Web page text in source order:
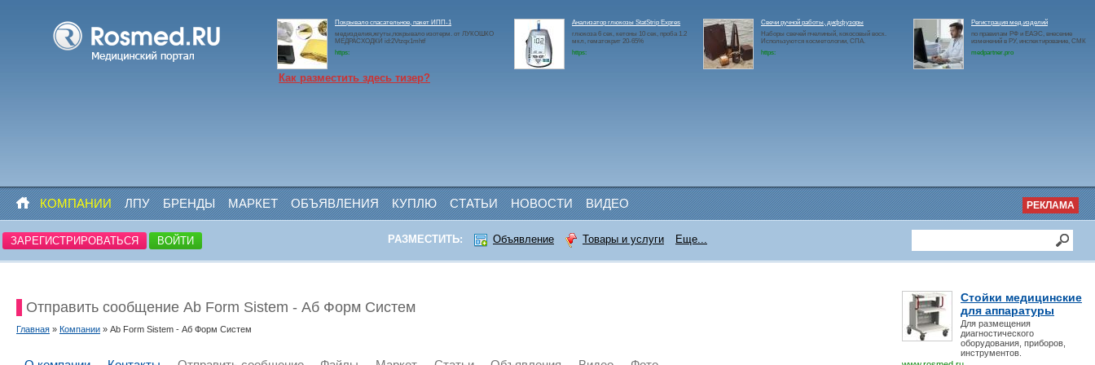
Покрывало спасательное, пакет ИПП-1
медизделия,жгуты,покрывало изотерм. от ЛУКОШКО
МЕДРАСХОДКИ id:2Vtzqx1mhtf
https:
Анализатор глюкозы StatStrip Expres
глюкоза 6 сек, кетоны 10 сек, проба 1.2
мкл, гематокрит 20-65%
https:
Свечи ручной работы, диффузоры
Наборы свечей пчелиный, кокосовый воск.
Используются косметологии, СПА.
https:
Регистрация мед.изделий
по правилам РФ и ЕАЭС, внесение
изменений в РУ, инспектирование, СМК
medpartner.pro
Как разместить здесь тизер?
КОМПАНИИ ЛПУ БРЕНДЫ МАРКЕТ ОБЪЯВЛЕНИЯ КУПЛЮ СТАТЬИ НОВОСТИ ВИДЕО РЕКЛАМА
ЗАРЕГИСТРИРОВАТЬСЯ ВОЙТИ РАЗМЕСТИТЬ: Объявление Товары и услуги Еще...
Стойки медицинские
для аппаратуры
Для размещения
диагностического
оборудования, приборов,
инструментов.
Отправить сообщение Ab Form Sistem - Аб Форм Систем
Главная » Компании » Ab Form Sistem - Аб Форм Систем